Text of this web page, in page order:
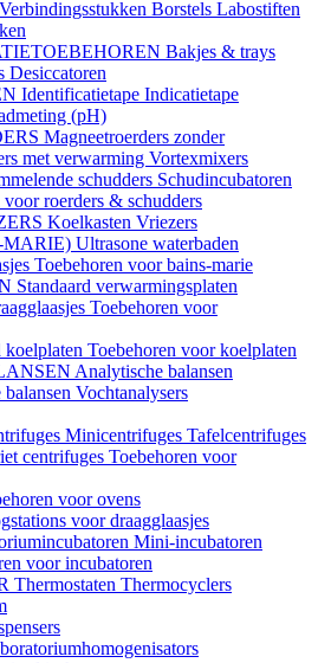
Verbindingsstukken Borstels Labostiften
Bakjes & trays
Desiccatoren
Identificatietape Indicatietape
(pH)
Magneetroerders zonder
met verwarming Vortexmixers
schudders Schudincubatoren
voor roerders & schudders
Koelkasten Vriezers
MARIE) Ultrasone waterbaden
Toebehoren voor bains-marie
Standaard verwarmingsplaten
Toebehoren voor
koelplaten Toebehoren voor koelplaten
Analytische balansen
Vochtanalysers
Minicentrifuges Tafelcentrifuges
centrifuges Toebehoren voor
voor ovens
voor draagglaasjes
Mini-incubatoren
voor incubatoren
Thermostaten Thermocyclers